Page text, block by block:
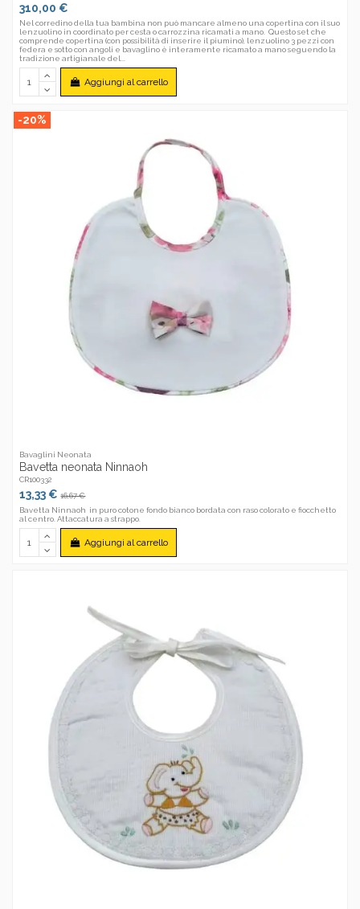
310,00 €
Nel corredino della tua bambina non può mancare almeno una copertina con il suo
lenzuolino in coordinato per cesta o carrozzina ricamati a mano. Questo set che
comprende copertina (con possibilità di inserire il piumino), lenzuolino 3 pezzi con
federa e sotto con angoli e bavaglino è interamente ricamato a mano seguendo la
tradizione artigianale del...
Aggiungi al carrello
-20%
Bavaglini Neonata
Bavetta neonata Ninnaoh
CR100332
13,33 €16,67 €
Bavetta Ninnaoh in puro cotone fondo bianco bordata con raso colorato e fiocchetto
al centro. Attaccatura a strappo.
Aggiungi al carrello